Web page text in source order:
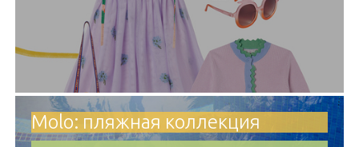
Molo: пляжная коллекция